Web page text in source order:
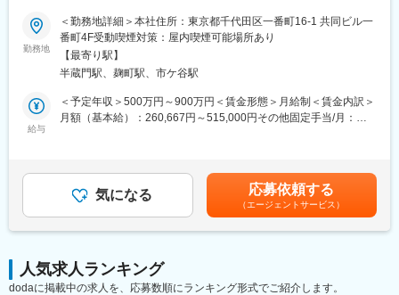
・コミュニケーション: Slack, DocBase, Asana
・ブロックチェーン(R&D): Bitcoin, Lightning Network, Ethereum,
HyperLedger Fabric
■業務概要
当社の証券業務部にて、副部長候補として証券業務全体の現場統
括・業務設計・マネジメントをお任せします。部内の運営体制強
化および業務の標準化・可視化を推進し、今後の事業拡大とプロ
ダクト高度化に伴う業務難易度の上昇に対応できる組織作りを担
っていただきます。
メント化
・業務フローや運用ルールの設計・改善推進
・業務設計や役割分担、メンバーの育成・評価時の情報整理を含
■扱うサービス
勤務地
＜勤務地詳細＞本社住所：東京都千代田区一番町16-1 共同ビル一
番町4F受動喫煙対策：屋内喫煙可能場所あり
【最寄り駅】
半蔵門駅、麹町駅、市ケ谷駅
給与
＜予定年収＞500万円～900万円＜賃金形態＞月給制＜賃金内訳＞
月額（基本給）：260,667円～515,000円その他固定手当/月：
残業手当＞有＜給与補足＞スキル・経験・能力に応じて決定しま
す賃金はあくまでも目安の金額であり、選考を通じて上下する可
能性があります。月給(月額)は固定手当を含めた表記です。
気になる 応募依頼する
（エージェントサービス）
人気求人ランキング
dodaに掲載中の求人を、応募数順にランキング形式でご紹介します。